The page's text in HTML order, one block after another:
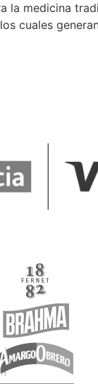
la medicina
cuales